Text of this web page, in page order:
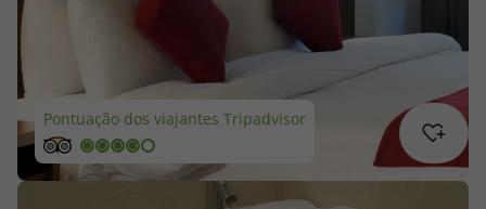
Cheque Viagem
Rede de Lojas
Blog TopViagens
Pontuação dos viajantes Tripadvisor